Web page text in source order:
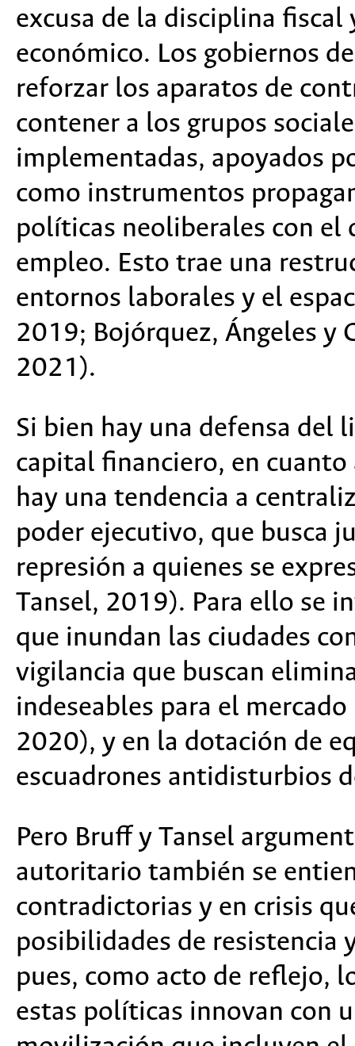
excusa de la disciplina
económico. Los gobiernos
reforzar los aparatos de
contener a los grupos
implementadas, apoyados
como instrumentos
políticas neoliberales con el
empleo. Esto trae una
entornos laborales y el
2019; Bojórquez, Ángeles y
2021).
Si bien hay una defensa del
capital financiero, en
hay una tendencia a
poder ejecutivo, que busca
represión a quienes se
Tansel, 2019). Para ello se
que inundan las ciudades
vigilancia que buscan
indeseables para el
2020), y en la dotación de
escuadrones antidisturbios
Pero Bruff y Tansel
autoritario también se
contradictorias y en crisis
posibilidades de resistencia
pues, como acto de reflejo,
estas políticas innovan con